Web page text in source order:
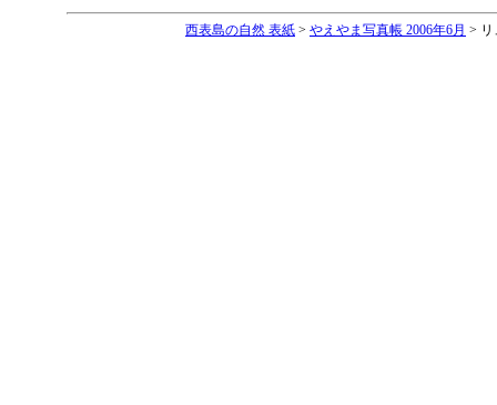
西表島の自然 表紙 > やえやま写真帳 2006年6月 > リ